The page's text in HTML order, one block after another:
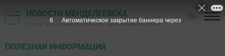
НОВОСТИ МЕНДЕЛЕЕВСКА
Газета "Менделеевские новости" - Менделеевский район
ПОЛЕЗНАЯ ИНФОРМАЦИЯ
5 Автоматическое закрытие баннера через